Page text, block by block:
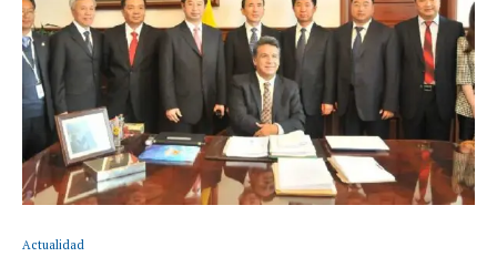
Actualidad